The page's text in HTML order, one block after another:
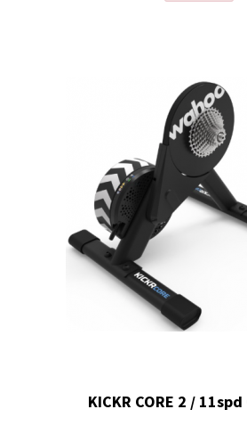
KICKR CORE 2 /